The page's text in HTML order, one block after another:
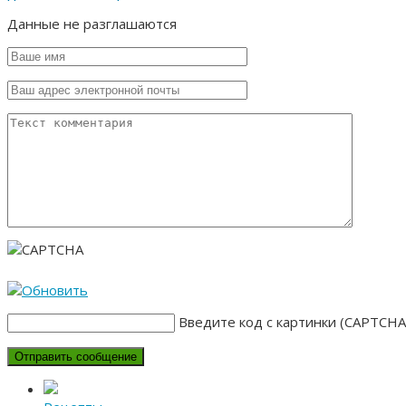
Данные не разглашаются
Введите код с картинки